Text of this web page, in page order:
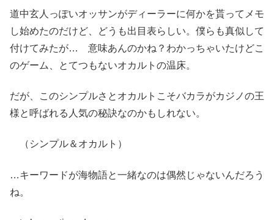
道中玄人っぽいオッサンがディーラーに何かを貰ってメモ
し始めたのだけど、どうも出目表らしい。僕らも真似して
付けてみたが… 意味あんのかね？わかっちゃいたけどこ
のゲーム、とてつもないオカルトの温床。
だが、このシンプルさとオカルトこそバカラがカジノの王
様と呼ばれる人気の秘訣なのかもしれない。
（シンプル＆オカルト）
…キーワードが海物語と一緒なのは偶然じゃないんだろう
ね。